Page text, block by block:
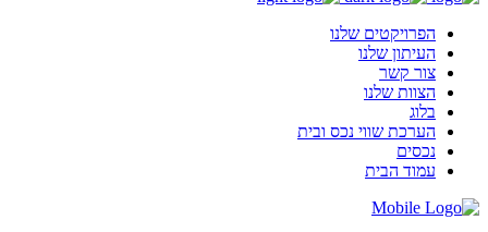
הפרויקטים שלנו
העיתון שלנו
צור קשר
הצוות שלנו
בלוג
הערכת שווי נכס ובית
נכסים
עמוד הבית